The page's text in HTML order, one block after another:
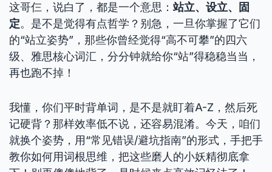
这哥仨，说白了，都是一个意思： 站立、设立、固
定。是不是觉得有点哲学？别急，一旦你掌握了它们
的“站立姿势”，那些你曾经觉得“高不可攀”的四六
级、雅思核心词汇，分分钟就给你“站”得稳稳当当，
再也跑不掉！
我懂，你们平时背单词，是不是就盯着A-Z，然后死
记硬背？那样效率低不说，还容易混淆。今天，咱们
就换个姿势，用“常见错误/避坑指南”的形式，手把手
教你如何用词根思维，把这些磨人的小妖精彻底拿